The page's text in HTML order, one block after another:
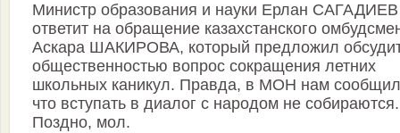
Министр образования и науки Ерлан САГАДИЕВ
ответит на обращение казахстанского
Аскара ШАКИРОВА, который предложил
общественностью вопрос сокращения летних
школьных каникул. Правда, в МОН нам
что вступать в диалог с народом не собираются.
Поздно, мол.